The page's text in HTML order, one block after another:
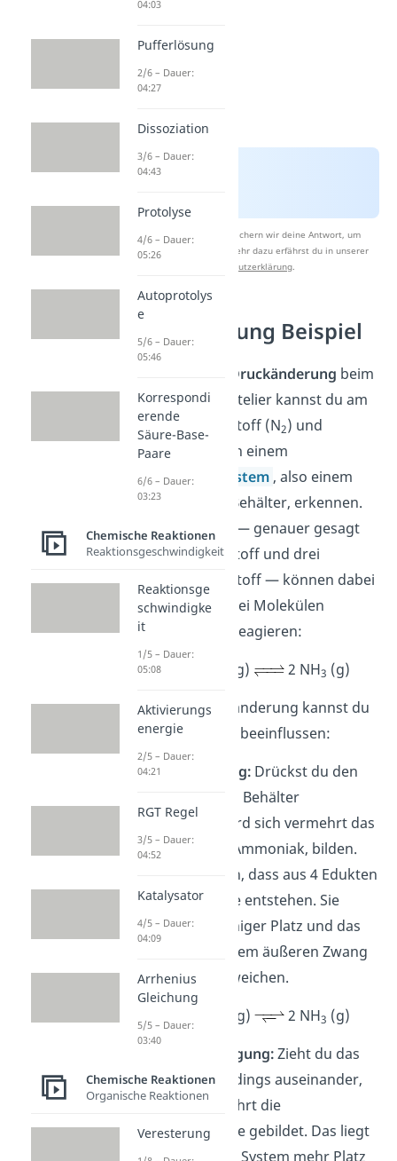
Nach Beantwortung speichern wir deine Antwort, um
Studyflix zu verbessern. Mehr dazu erfährst du in unserer
Datenschutzerklärung.
Druckänderung Beispiel
Einfluss der Druckänderung beim
Prinzip von Le Chatelier kannst du am
Beispiel von Stickstoff (N2) und
Wasserstoff (H
) in einem
geschlossenen System, also einem
undurchlässigen Behälter, erkennen.
Vier Gasmoleküle — genauer gesagt
ein Molekül Stickstoff und drei
Moleküle Wasserstoff — können dabei
miteinander zu zwei Molekülen
Ammoniak (NH
) reagieren:
N2(g) + 3 H (g) 2 NH3 (g)
Durch eine Druckänderung kannst du
das Gleichgewicht beeinflussen:
Druckerhöhung: Drückst du den
geschlossenen Behälter
zusammen, wird sich vermehrt das
Produkt, also Ammoniak, bilden.
Das liegt daran, dass aus 4 Edukten
nur 2 Produkte entstehen. Sie
benötigen weniger Platz und das
System kann dem äußeren Zwang
(= Druck) ausweichen.
N
(g) 2 NH3 (g)
Druckerniedrigung:Zieht du das
Behältnis allerdings auseinander,
werden vermehrt die
Ausgangsstoffe gebildet. Das liegt
daran, dass im System mehr Platz
04:03
Pufferlösung
2/6 – Dauer:
04:27
Dissoziation
3/6 – Dauer:
04:43
Protolyse
4/6 – Dauer:
05:26
Autoprotolys
e
5/6 – Dauer:
05:46
Korrespondi
erende
Säure-Base-
Paare
6/6 – Dauer:
03:23
Chemische Reaktionen
Reaktionsgeschwindigkeit
Reaktionsge
schwindigke
it
1/5 – Dauer:
05:08
Aktivierungs
energie
2/5 – Dauer:
04:21
RGT Regel
3/5 – Dauer:
04:52
Katalysator
4/5 – Dauer:
04:09
Arrhenius
Gleichung
5/5 – Dauer:
03:40
Chemische Reaktionen
Organische Reaktionen
Veresterung